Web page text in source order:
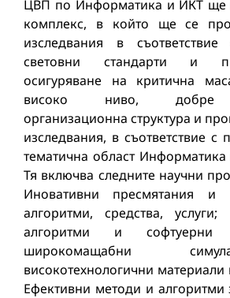
ЦВП по Информатика и ИКТ ще
комплекс, в който ще се
изследвания в
световни стандарти и
осигуряване на критична
високо ниво, добре
организационна структура и
изследвания, в съответствие с
тематична област
Тя включва следните научни
Иновативни пресмятания и
алгоритми, средства,
алгоритми и софтуерни
широкомащабни
високотехнологични
Ефективни методи и